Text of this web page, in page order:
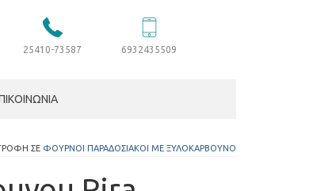
25410-73587 6932435509
ΣΕ ΦΟΎΡΝΟΙ ΠΑΡΑΔΟΣΙΑΚΟΊ ΜΕ ΞΥΛΟΚΆΡΒΟΥΝΟ